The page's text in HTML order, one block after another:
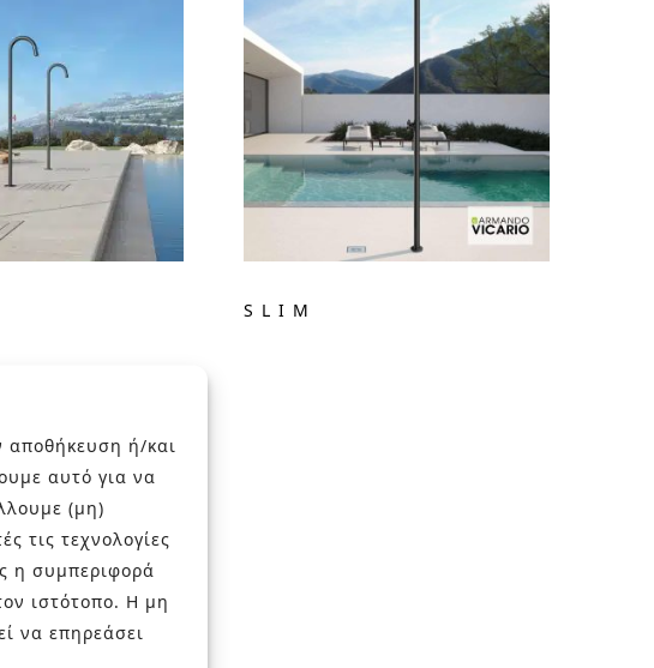
αποθήκευση ή/και
αυτό για να
(μη)
τις τεχνολογίες
η συμπεριφορά
ιστότοπο. Η μη
να επηρεάσει
SLIM